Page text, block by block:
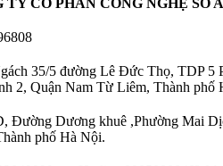
TY CỔ PHẦN CÔNG NGHỆ SỐ
35/5 đường Lê Đức Thọ, TDP 5
2, Quận Nam Từ Liêm, Thành phố
Đường Dương khuê ,Phường Mai
phố Hà Nội.